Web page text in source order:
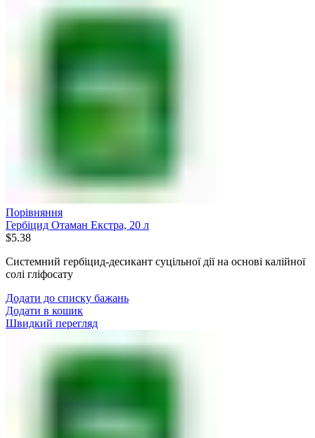
Порівняння
Гербіцид Отаман Екстра, 20 л
$5.38
Системний гербіцид-десикант суцільної дії на основі калійної
солі гліфосату
Додати до списку бажань
Додати в кошик
Швидкий перегляд